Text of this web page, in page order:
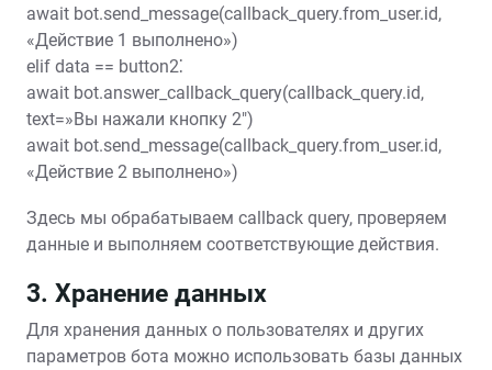
await bot.send_message(callback_query.from_user.id,
«Действие 1 выполнено»)
elif data == button2⁚
await bot.answer_callback_query(callback_query.id,
text=»Вы нажали кнопку 2″)
await bot.send_message(callback_query.from_user.id,
«Действие 2 выполнено»)
Здесь мы обрабатываем callback query, проверяем
данные и выполняем соответствующие действия.
3. Хранение данных
Для хранения данных о пользователях и других
параметров бота можно использовать базы данных